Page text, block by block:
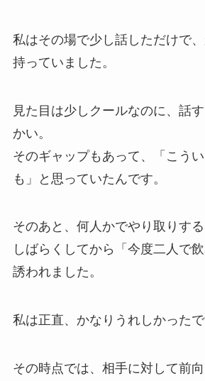
私はその場で少し話しただけで
持っていました。
見た目は少しクールなのに、話
かい。
そのギャップもあって、「こう
も」と思っていたんです。
そのあと、何人かでやり取りする
しばらくしてから「今度二人で
誘われました。
私は正直、かなりうれしかったで
その時点では、相手に対して前